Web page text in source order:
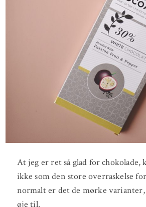
At jeg er ret så glad for chokolade,
ikke som den store overraskelse
normalt er det de mørke
øje til.